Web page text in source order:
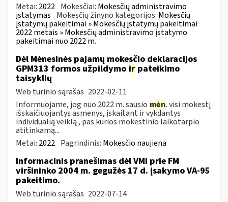
Metai: 2022 Mokesčiai: Mokesčių administravimo
įstatymas Mokesčių žinyno kategorijos: Mokesčių
įstatymų pakeitimai » Mokesčių įstatymų pakeitimai
2022 metais » Mokesčių administravimo įstatymo
pakeitimai nuo 2022 m.
Dėl Mėnesinės pajamų mokesčio deklaracijos
GPM313 formos užpildymo ir pateikimo
taisyklių
Web turinio sąrašas 2022-02-11
Informuojame, jog nuo 2022 m. sausio mėn. visi mokestį
išskaičiuojantys asmenys, įskaitant ir vykdantys
individualią veiklą , pas kurios mokestinio laikotarpio
atitinkamą...
Metai: 2022 Pagrindinis: Mokesčio naujiena
Informacinis pranešimas dėl VMI prie FM
viršininko 2004 m. gegužės 17 d. įsakymo VA-95
pakeitimo.
Web turinio sąrašas 2022-07-14